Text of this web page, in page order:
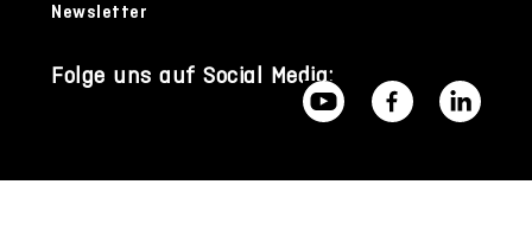
Newsletter
Folge uns auf Social Media: